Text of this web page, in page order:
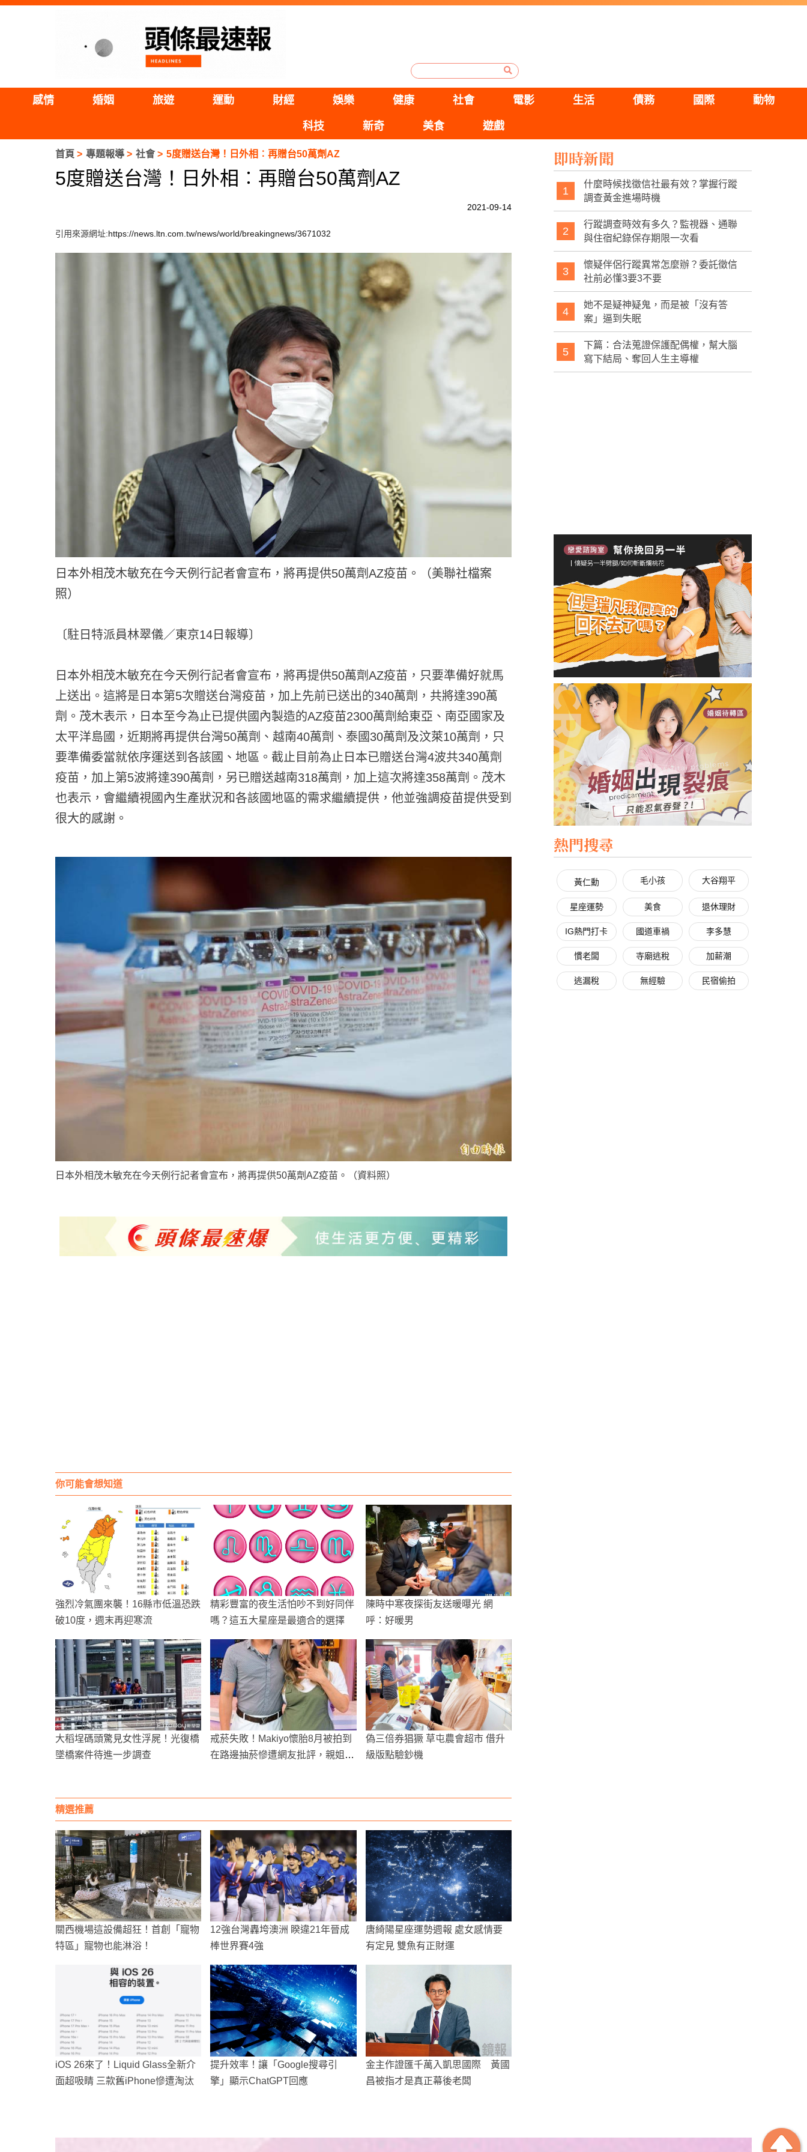
感情 婚姻 旅遊 運動 財經 娛樂 健康 社會 電影 生活 債務 國際 動物
科技 新奇 美食 遊戲
首頁 專題報導 社會 5度贈送台灣！日外相︰再贈台50萬劑AZ
5度贈送台灣！日外相︰再贈台50萬劑AZ
2021-09-14
引用來源網址:https://news.ltn.com.tw/news/world/breakingnews/3671032
日本外相茂木敏充在今天例行記者會宣布，將再提供50萬劑AZ疫苗。（美聯社檔案
照）
〔駐日特派員林翠儀／東京14日報導〕
日本外相茂木敏充在今天例行記者會宣布，將再提供50萬劑AZ疫苗，只要準備好就馬
上送出。這將是日本第5次贈送台灣疫苗，加上先前已送出的340萬劑，共將達390萬
劑。茂木表示，日本至今為止已提供國內製造的AZ疫苗2300萬劑給東亞、南亞國家及
太平洋島國，近期將再提供台灣50萬劑、越南40萬劑、泰國30萬劑及汶萊10萬劑，只
要準備委當就依序運送到各該國、地區。截止目前為止日本已贈送台灣4波共340萬劑
疫苗，加上第5波將達390萬劑，另已贈送越南318萬劑，加上這次將達358萬劑。茂木
也表示，會繼續視國內生產狀況和各該國地區的需求繼續提供，他並強調疫苗提供受到
很大的感謝。
日本外相茂木敏充在今天例行記者會宣布，將再提供50萬劑AZ疫苗。（資料照）
你可能會想知道
強烈冷氣團來襲！16縣市低溫恐跌
破10度，週末再迎寒流
精彩豐富的夜生活怕吵不到好同伴
嗎？這五大星座是最適合的選擇
陳時中寒夜探街友送暖曝光 網
呼：好暖男
大稻埕碼頭驚見女性浮屍！光復橋
墜橋案件待進一步調查
戒菸失敗！Makiyo懷胎8月被拍到
在路邊抽菸慘遭網友批評，親姐緩
偽三倍券猖獗 草屯農會超市 借升
級版點驗鈔機
精選推薦
關西機場這設備超狂！首創「寵物
特區」寵物也能淋浴！
12強台灣轟垮澳洲 睽違21年晉成
棒世界賽4強
唐綺陽星座運勢週報 處女感情要
有定見 雙魚有正財運
iOS 26來了！Liquid Glass全新介
面超吸睛 三款舊iPhone慘遭淘汰
提升效率！讓「Google搜尋引
擎」顯示ChatGPT回應
金主作證匯千萬入凱思國際 黃國
昌被指才是真正幕後老闆
即時新聞
1
什麼時候找徵信社最有效？掌握行蹤
調查黃金進場時機
2
行蹤調查時效有多久？監視器、通聯
與住宿紀錄保存期限一次看
3
懷疑伴侶行蹤異常怎麼辦？委託徵信
社前必懂3要3不要
4
她不是疑神疑鬼，而是被「沒有答
案」逼到失眠
5
下篇：合法蒐證保護配偶權，幫大腦
寫下結局、奪回人生主導權
熱門搜尋
黃仁勳 毛小孩 大谷翔平
星座運勢 美食 退休理財
IG熱門打卡 國道車禍 李多慧
慣老闆 寺廟逃稅 加薪潮
逃漏稅 無經驗 民宿偷拍